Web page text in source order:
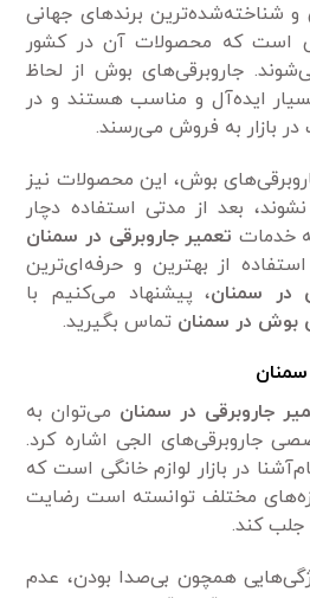
شناخته‌شده‌ترین برند‌های جهانی
است که محصولات آن در کشور
جاروبرقی‌های بوش از لحاظ
ایده‌آل و مناسب هستند و در
بازار به فروش می‌رسند.
بوش، این محصولات نیز
بعد از مدتی استفاده دچار
خدمات تعمیر جاروبرقی در سمنان
از بهترین و حرفه‌ای‌ترین
در سمنان، پیشنهاد می‌کنیم با
بوش در سمنان تماس بگیرید.
سمنان
جاروبرقی در سمنان می‌توان به
جاروبرقی‌های الجی اشاره کرد.
در بازار لوازم خانگی است که
مختلف توانسته است رضایت
جلب کند.
همچون بی‌صدا بودن، عدم